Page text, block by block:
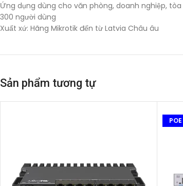
Ứng dụng dùng cho văn phòng, doanh nghiệp,
300 người dùng
Xuất xứ: Hãng Mikrotik đến từ Latvia Châu âu
Sản phẩm tương tự
POE